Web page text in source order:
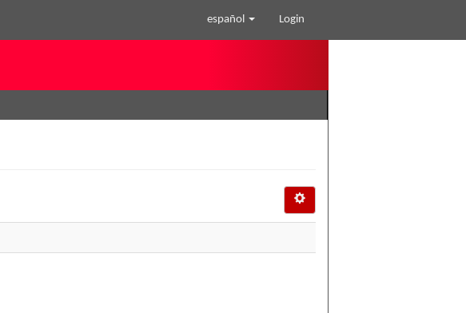
español Login